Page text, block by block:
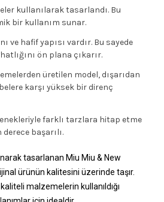
kullanılarak tasarlandı. Bu
bir kullanım sunar.
ve hafif yapısı vardır. Bu sayede
ön plana çıkarır.
üretilen model, dışarıdan
karşı yüksek bir direnç
farklı tarzlara hitap etme
başarılı.
tasarlanan Miu Miu & New
ürünün kalitesini üzerinde taşır.
kaliteli malzemelerin kullanıldığı